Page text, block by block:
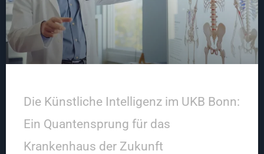
Die Künstliche Intelligenz im UKB Bonn:
Ein Quantensprung für das
Krankenhaus der Zukunft